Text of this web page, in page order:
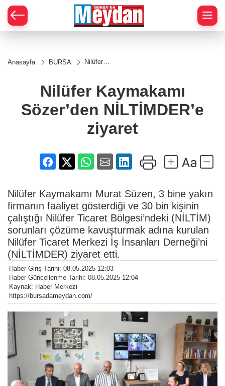
Anasayfa BURSA
Nilüfer
NİLTİMDER’e
ziyaret
Nilüfer Kaymakamı
Sözer’den NİLTİMDER’e
ziyaret
Nilüfer Kaymakamı Murat Süzen, 3 bine yakın
firmanın faaliyet gösterdiği ve 30 bin kişinin
çalıştığı Nilüfer Ticaret Bölgesi’ndeki (NİLTİM)
sorunları çözüme kavuşturmak adına kurulan
Nilüfer Ticaret Merkezi İş İnsanları Derneği’ni
(NİLTİMDER) ziyaret etti.
Haber Giriş Tarihi: 08.05.2025 12:03
Haber Güncellenme Tarihi: 08.05.2025 12:04
Kaynak: Haber Merkezi
https://bursadameydan.com/